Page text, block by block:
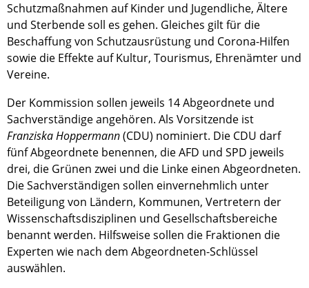
Schutzmaßnahmen auf Kinder und Jugendliche, Ältere
und Sterbende soll es gehen. Gleiches gilt für die
Beschaffung von Schutzausrüstung und Corona-Hilfen
sowie die Effekte auf Kultur, Tourismus, Ehrenämter und
Vereine.
Der Kommission sollen jeweils 14 Abgeordnete und
Sachverständige angehören. Als Vorsitzende ist
Franziska Hoppermann(CDU) nominiert. Die CDU darf
fünf Abgeordnete benennen, die AFD und SPD jeweils
drei, die Grünen zwei und die Linke einen Abgeordneten.
Die Sachverständigen sollen einvernehmlich unter
Beteiligung von Ländern, Kommunen, Vertretern der
Wissenschaftsdisziplinen und Gesellschaftsbereiche
benannt werden. Hilfsweise sollen die Fraktionen die
Experten wie nach dem Abgeordneten-Schlüssel
auswählen.